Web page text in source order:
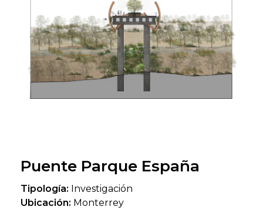
Puente Parque España
Tipología: Investigación
Ubicación: Monterrey